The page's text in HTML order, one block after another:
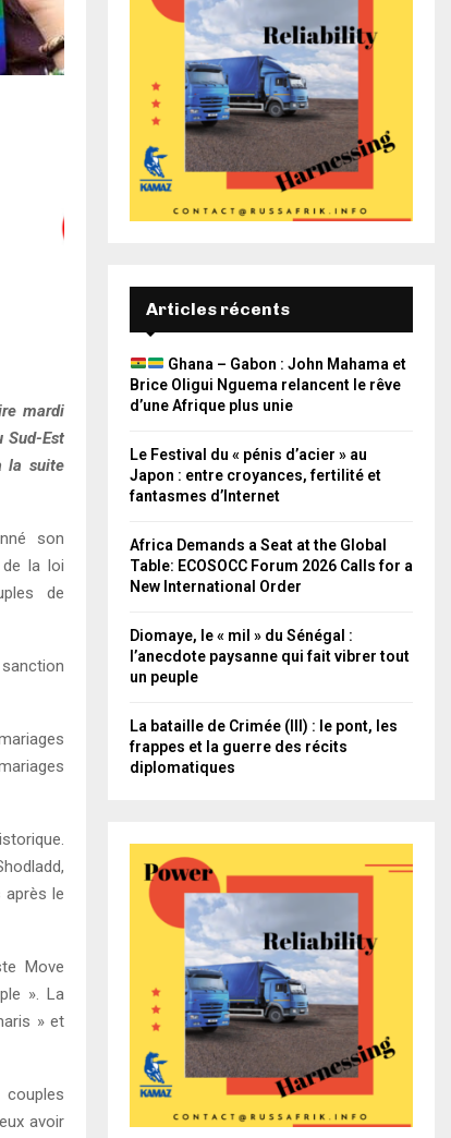
mardi
Sud-Est
la suite
son
la loi
de
après le
Move
». La
» et
avoir
Articles récents
Ghana – Gabon : John Mahama et
Brice Oligui Nguema relancent le rêve
d’une Afrique plus unie
Le Festival du « pénis d’acier » au
Japon : entre croyances, fertilité et
fantasmes d’Internet
Africa Demands a Seat at the Global
Table: ECOSOCC Forum 2026 Calls for a
New International Order
Diomaye, le « mil » du Sénégal :
l’anecdote paysanne qui fait vibrer tout
un peuple
La bataille de Crimée (III) : le pont, les
frappes et la guerre des récits
diplomatiques